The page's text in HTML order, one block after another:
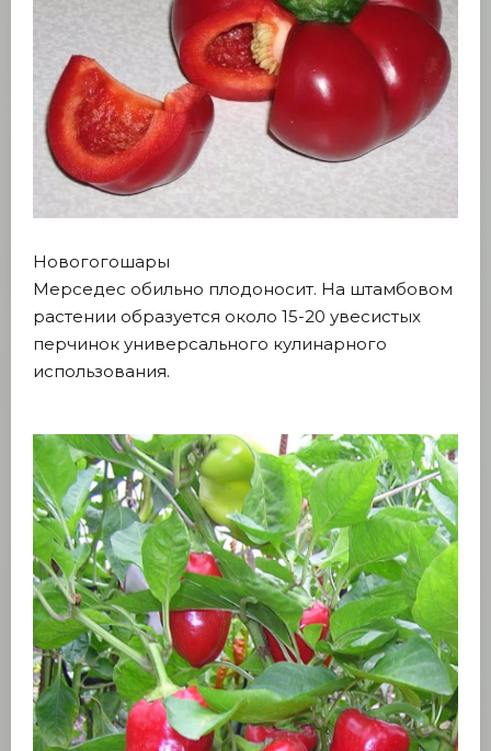
Новогогошары
Мерседес обильно плодоносит. На штамбовом
растении образуется около 15-20 увесистых
перчинок универсального кулинарного
использования.